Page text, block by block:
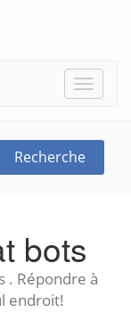
Toggle
Recherche
bots
. Répondre à
endroit!